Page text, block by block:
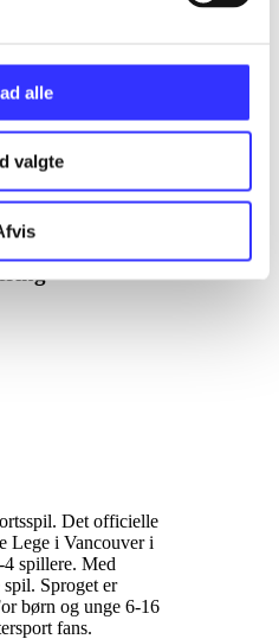
alle
valgte
Det officielle
Lege i Vancouver i
spillere. Med
Sproget er
børn og unge 6-16
fans.